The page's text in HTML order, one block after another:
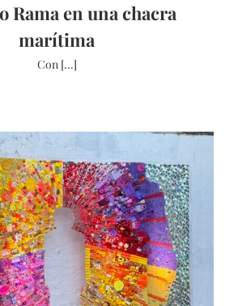
Rama en una chacra
marítima
Con [...]